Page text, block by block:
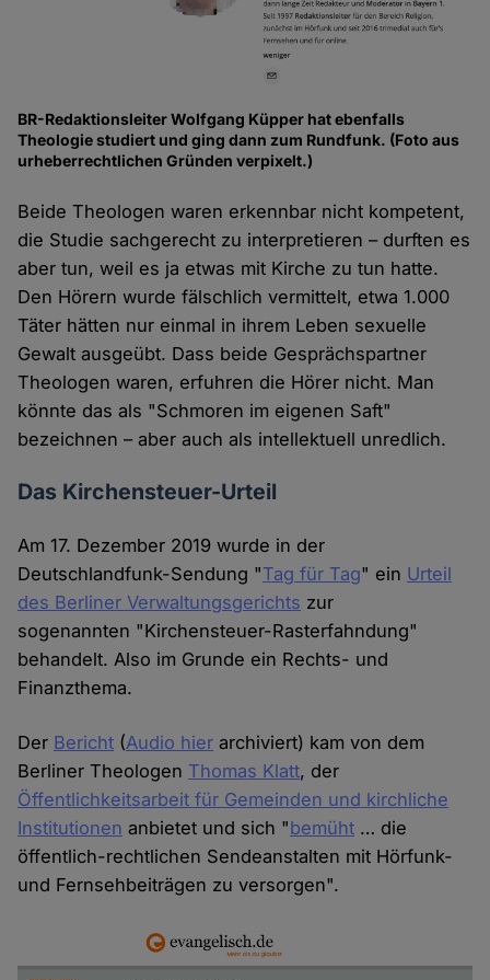
BR-Redaktionsleiter Wolfgang Küpper hat ebenfalls
Theologie studiert und ging dann zum Rundfunk. (Foto aus
urheberrechtlichen Gründen verpixelt.)
Beide Theologen waren erkennbar nicht kompetent,
die Studie sachgerecht zu interpretieren – durften es
aber tun, weil es ja etwas mit Kirche zu tun hatte.
Den Hörern wurde fälschlich vermittelt, etwa 1.000
Täter hätten nur einmal in ihrem Leben sexuelle
Gewalt ausgeübt. Dass beide Gesprächspartner
Theologen waren, erfuhren die Hörer nicht. Man
könnte das als "Schmoren im eigenen Saft"
bezeichnen – aber auch als intellektuell unredlich.
Das Kirchensteuer-Urteil
Am 17. Dezember 2019 wurde in der
Deutschlandfunk-Sendung "Tag für Tag" ein Urteil
des Berliner Verwaltungsgerichts zur
sogenannten "Kirchensteuer-Rasterfahndung"
behandelt. Also im Grunde ein Rechts- und
Finanzthema.
Der Bericht (Audio hier archiviert) kam von dem
Berliner Theologen Thomas Klatt, der
Öffentlichkeitsarbeit für Gemeinden und kirchliche
Institutionen anbietet und sich "bemüht … die
öffentlich-rechtlichen Sendeanstalten mit Hörfunk-
und Fernsehbeiträgen zu versorgen".